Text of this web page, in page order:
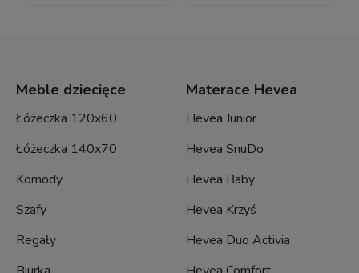
Meble dziecięce
Łóżeczka 120x60
Łóżeczka 140x70
Komody
Szafy
Regały
Materace Hevea
Hevea Junior
Hevea SnuDo
Hevea Baby
Hevea Krzyś
Hevea Duo Activia